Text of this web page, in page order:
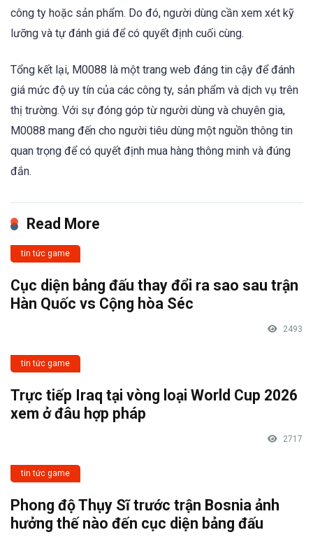
công ty hoặc sản phẩm. Do đó, người dùng cần xem xét kỹ
lưỡng và tự đánh giá để có quyết định cuối cùng.
Tổng kết lại, M0088 là một trang web đáng tin cậy để đánh
giá mức độ uy tín của các công ty, sản phẩm và dịch vụ trên
thị trường. Với sự đóng góp từ người dùng và chuyên gia,
M0088 mang đến cho người tiêu dùng một nguồn thông tin
quan trọng để có quyết định mua hàng thông minh và đúng
đắn.
Read More
tin tức game
Cục diện bảng đấu thay đổi ra sao sau trận
Hàn Quốc vs Cộng hòa Séc
2493
tin tức game
Trực tiếp Iraq tại vòng loại World Cup 2026
xem ở đâu hợp pháp
2717
tin tức game
Phong độ Thụy Sĩ trước trận Bosnia ảnh
hưởng thế nào đến cục diện bảng đấu